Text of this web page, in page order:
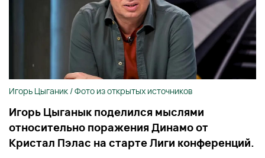
Игорь Цыганик / Фото из открытых источников
Игорь Цыганык поделился мыслями
относительно поражения Динамо от
Кристал Пэлас на старте Лиги конференций.